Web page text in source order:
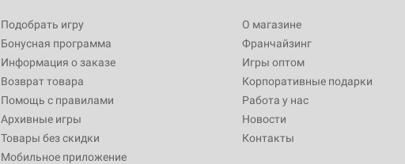
Подобрать игру
Бонусная программа
Информация о заказе
Возврат товара
Помощь с правилами
Архивные игры
Товары без скидки
Мобильное приложение
О магазине
Франчайзинг
Игры оптом
Корпоративные подарки
Работа у нас
Новости
Контакты